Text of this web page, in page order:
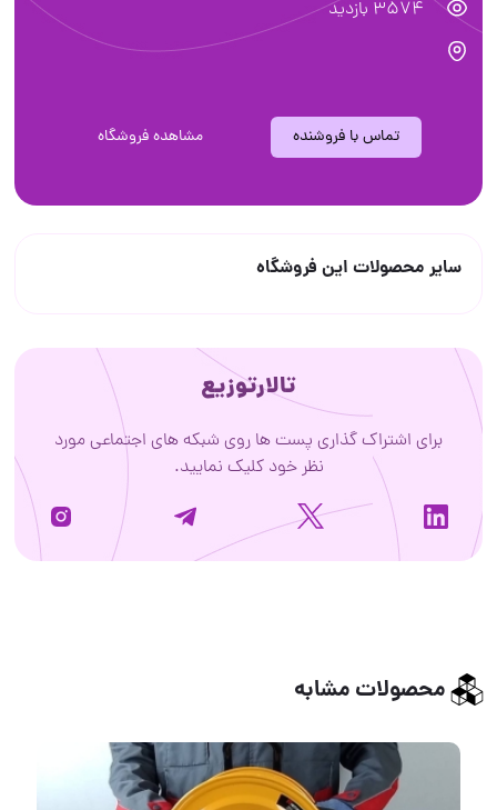
3574 بازدید
تماس با فروشنده مشاهده فروشگاه
سایر محصولات این فروشگاه
تالارتوزیع
برای اشتراک گذاری پست ها روی شبکه های اجتماعی مورد
نظر خود کلیک نمایید.
محصولات مشابه